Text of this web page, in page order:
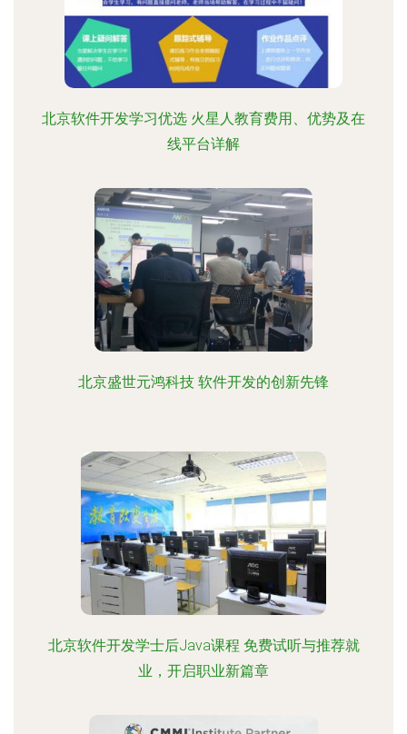
北京软件开发学习优选 火星人教育费用、优势及在
线平台详解
北京盛世元鸿科技 软件开发的创新先锋
北京软件开发学士后Java课程 免费试听与推荐就
业，开启职业新篇章